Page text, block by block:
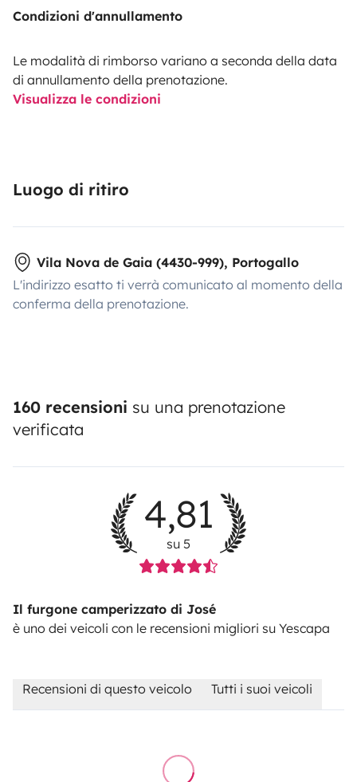
- Roupa de Cama
- Roupa de Casa de Banho
Condizioni d'annullamento
Le modalità di rimborso variano a seconda della data
di annullamento della prenotazione.
Visualizza le condizioni
Luogo di ritiro
Vila Nova de Gaia (4430-999), Portogallo
L'indirizzo esatto ti verrà comunicato al momento della
conferma della prenotazione.
160 recensioni su una prenotazione
verificata
4,81
su 5
Il furgone camperizzato di José
è uno dei veicoli con le recensioni migliori su Yescapa
Recensioni di questo veicolo Tutti i suoi veicoli